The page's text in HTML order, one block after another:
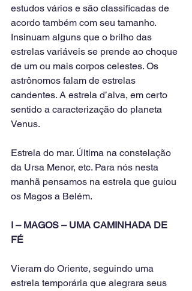
estudos vários e são classificadas de
acordo também com seu tamanho.
Insinuam alguns que o brilho das
estrelas variáveis se prende ao choque
de um ou mais corpos celestes. Os
astrônomos falam de estrelas
candentes. A estrela d’alva, em certo
sentido a caracterização do planeta
Venus.
Estrela do mar. Última na constelação
da Ursa Menor, etc. Para nós nesta
manhã pensamos na estrela que guiou
os Magos a Belém.
I – MAGOS – UMA CAMINHADA DE
FÉ
Vieram do Oriente, seguindo uma
estrela temporária que alegrara seus